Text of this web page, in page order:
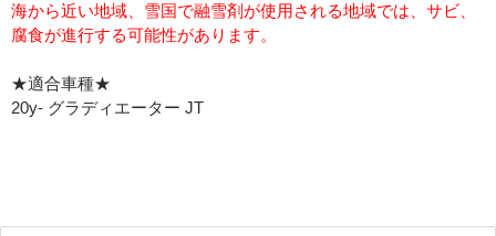
海から近い地域、雪国で融雪剤が使用される地域では、サビ、
腐食が進行する可能性があります。
★適合車種★
20y- グラディエーター JT